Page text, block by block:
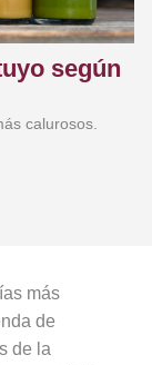
según
calurosos.
más
de
de la